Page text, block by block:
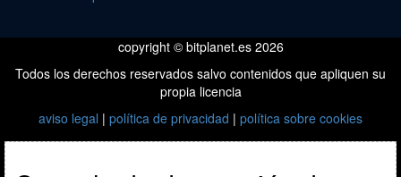
copyright © bitplanet.es 2026
Todos los derechos reservados salvo contenidos que apliquen su
propia licencia
aviso legal | política de privacidad | política sobre cookies